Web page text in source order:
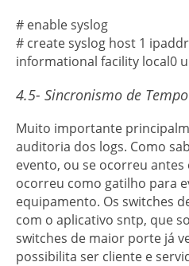
# enable syslog
# create syslog host 1
informational facility local0
4.5- Sincronismo de Tempo
Muito importante
auditoria dos logs. Como
evento, ou se ocorreu
ocorreu como gatilho para
equipamento. Os switches
com o aplicativo sntp, que
switches de maior porte já
possibilita ser cliente e